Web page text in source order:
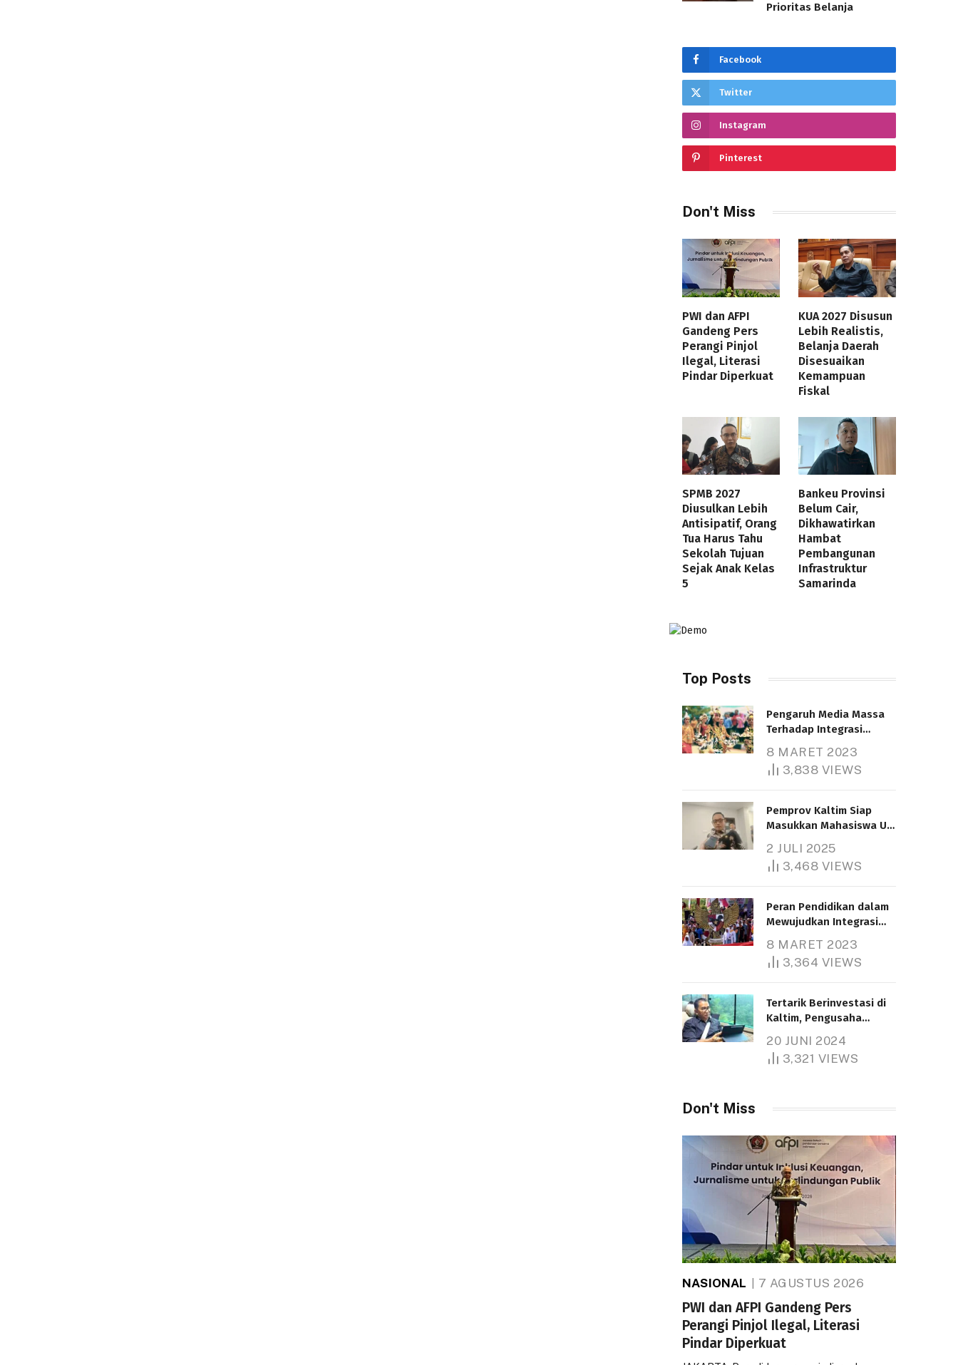
Prioritas Belanja
Facebook
Twitter
Instagram
Pinterest
Don't Miss
PWI dan AFPI
Gandeng Pers
Perangi Pinjol
Ilegal, Literasi
Pindar Diperkuat
KUA 2027 Disusun
Lebih Realistis,
Belanja Daerah
Disesuaikan
Kemampuan
Fiskal
SPMB 2027
Diusulkan Lebih
Antisipatif, Orang
Tua Harus Tahu
Sekolah Tujuan
Sejak Anak Kelas
5
Bankeu Provinsi
Belum Cair,
Dikhawatirkan
Hambat
Pembangunan
Infrastruktur
Samarinda
Top Posts
Pengaruh Media Massa
Terhadap Integrasi
8 MARET 2023
3,838 VIEWS
Pemprov Kaltim Siap
Masukkan Mahasiswa UT
Bantuan Pendidikan
Gratispol
2 JULI 2025
3,468 VIEWS
Peran Pendidikan dalam
Mewujudkan Integrasi
8 MARET 2023
3,364 VIEWS
Tertarik Berinvestasi di
Kaltim, Pengusaha
1.000 Hektare
20 JUNI 2024
3,321 VIEWS
Don't Miss
NASIONAL 7 AGUSTUS 2026
PWI dan AFPI Gandeng Pers
Perangi Pinjol Ilegal, Literasi
Pindar Diperkuat